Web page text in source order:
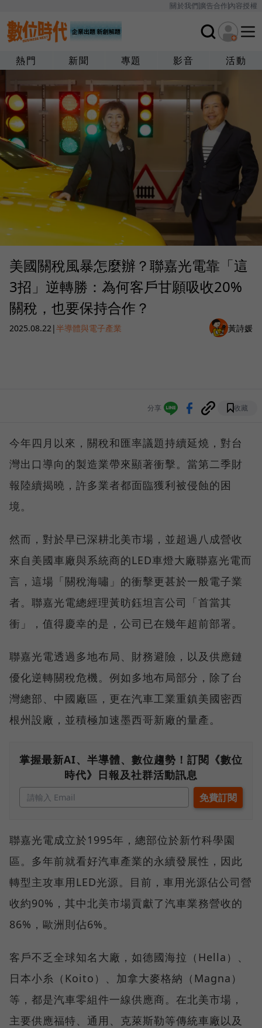
關於我們廣告合作內容授權
熱門 新聞 專題 影音 活動
美國關稅風暴怎麼辦？聯嘉光電靠「這
3招」逆轉勝：為何客戶甘願吸收20%
關稅，也要保持合作？
2025.08.22 |半導體與電子產業 黃詩媛
分享 收藏
今年四月以來，關稅和匯率議題持續延燒，對台
灣出口導向的製造業帶來顯著衝擊。當第二季財
報陸續揭曉，許多業者都面臨獲利被侵蝕的困
境。
然而，對於早已深耕北美市場，並超過八成營收
來自美國車廠與系統商的LED車燈大廠聯嘉光電而
言，這場「關稅海嘯」的衝擊更甚於一般電子業
者。聯嘉光電總經理黃昉鈺坦言公司「首當其
衝」，值得慶幸的是，公司已在幾年超前部署。
聯嘉光電透過多地布局、財務避險，以及供應鏈
優化逆轉關稅危機。例如多地布局部分，除了台
灣總部、中國廠區，更在汽車工業重鎮美國密西
根州設廠，並積極加速墨西哥新廠的量產。
掌握最新AI、半導體、數位趨勢！訂閱《數位
時代》日報及社群活動訊息
聯嘉光電成立於1995年，總部位於新竹科學園
區。多年前就看好汽車產業的永續發展性，因此
轉型主攻車用LED光源。目前，車用光源佔公司營
收約90%，其中北美市場貢獻了汽車業務營收的
86%，歐洲則佔6%。
客戶不乏全球知名大廠，如德國海拉（Hella）、
日本小糸（Koito）、加拿大麥格納（Magna）
等，都是汽車零組件一線供應商。在北美市場，
主要供應福特、通用、克萊斯勒等傳統車廠以及